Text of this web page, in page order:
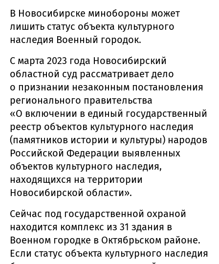
В Новосибирске минобороны может
лишить статус объекта культурного
наследия Военный городок.
С марта 2023 года Новосибирский
областной суд рассматривает дело
о признании незаконным постановления
регионального правительства
«О включении в единый государственный
реестр объектов культурного наследия
(памятников истории и культуры) народов
Российской Федерации выявленных
объектов культурного наследия,
находящихся на территории
Новосибирской области».
Сейчас под государственной охраной
находится комплекс из 31 здания в
Военном городке в Октябрьском районе.
Если статус объекта культурного наследия